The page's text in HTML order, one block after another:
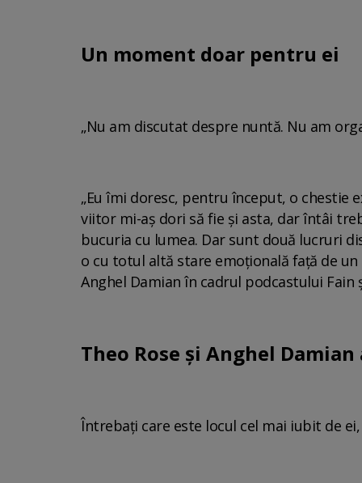
Un moment doar pentru ei
„Nu am discutat despre nuntă. Nu am
„Eu îmi doresc, pentru început, o chestie
viitor mi-aș dori să fie și asta, dar întâi
bucuria cu lumea. Dar sunt două lucruri
o cu totul altă stare emoțională față de
Anghel Damian în cadrul podcastului Fain
Theo Rose și Anghel
Întrebați care este locul cel mai iubit de ei,